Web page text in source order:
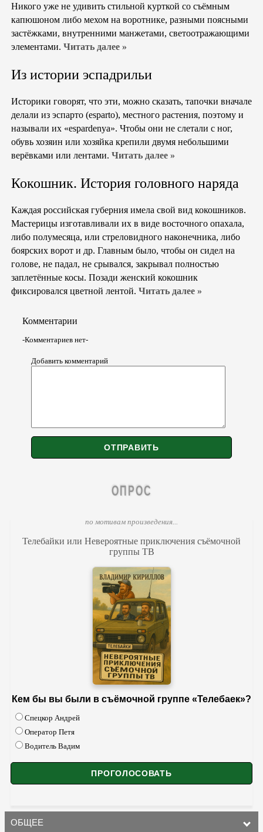
Никого уже не удивить стильной курткой со съёмным
капюшоном либо мехом на воротнике, разными поясными
застёжками, внутренними манжетами, светоотражающими
элементами. Читать далее »
Из истории эспадрильи
Историки говорят, что эти, можно сказать, тапочки вначале
делали из эспарто (esparto), местного растения, поэтому и
называли их «espardenya». Чтобы они не слетали с ног,
обувь хозяин или хозяйка крепили двумя небольшими
верёвками или лентами. Читать далее »
Кокошник. История головного наряда
Каждая российская губерния имела свой вид кокошников.
Мастерицы изготавливали их в виде восточного опахала,
либо полумесяца, или стреловидного наконечника, либо
боярских ворот и др. Главным было, чтобы он сидел на
голове, не падал, не срывался, закрывал полностью
заплетённые косы. Позади женский кокошник
фиксировался цветной лентой. Читать далее »
Комментарии
-Комментариев нет-
Добавить комментарий
ОПРОС
по мотивам произведения...
Телебайки или Невероятные приключения съёмочной
группы ТВ
Кем бы вы были в съёмочной группе «Телебаек»?
Спецкор Андрей
Оператор Петя
Водитель Вадим
ОБЩЕЕ